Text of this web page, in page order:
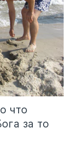
что
за то